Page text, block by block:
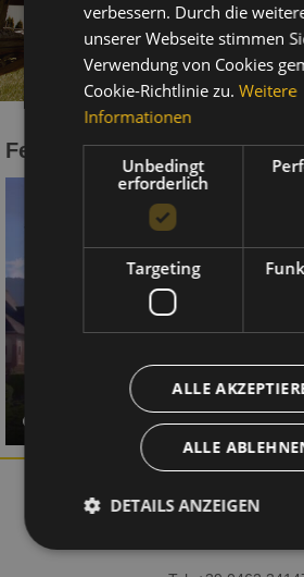
Fernsehbericht Hotel Maria
Hotel Maria Sncdi Braito
Via Giovanelli 4, 38033 Carano-
verbessern. Durch die
unserer Webseite stimmen
Verwendung von Cookies
Cookie-Richtlinie zu. Weitere
Informationen
Unbedingt
erforderlich
Targeting
ALLE
ALLE
DETAILS ANZEIGEN